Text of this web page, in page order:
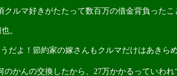
ルマ好きがたたって数百万の借金背負ったこ
。
だよ！節約家の嫁さんもクルマだけはあきら
かんの交換したから、27万かかるっていわ